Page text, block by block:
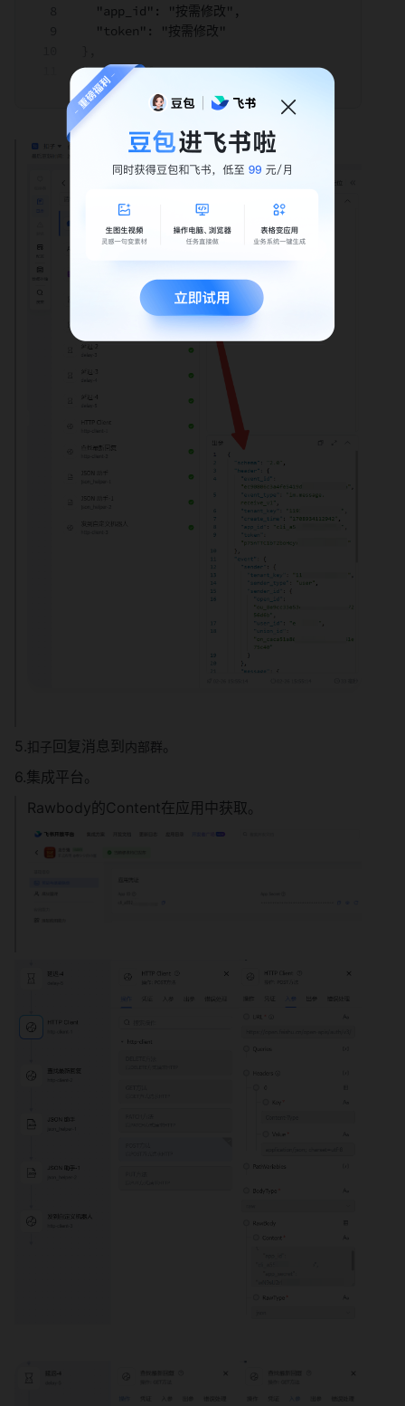
    "app_id": "按需修改",
    "token": "按需修改"
  "event": {
    "sender": {
      "tenant_key": "按需修改",
      "sender_type": "user",
      "sender_id": {
        "open_id": "按需修改",
        "union_id": "按需修改"
      }
    },
    "message": {
      "chat_type": "group",
      "update_time": "引用",
      "create_time": "引用",
      "mentions": [
        {
          "tenant_key": "按需修改",
          "name": "龙冬强",
          "id": {
            "open_id": "按需修改",
            "user_id": "",
            "union_id": "按需修改"
          "key": "@_user_1"
      "message_id": "引用",
      "message_type": "text",
{\"text\":\"@_user_1  \"}",
      "chat_id": "按需修改"
5.扣子 回复消息到 内部群。
6.集成平台。
Rawbody的Content在应用中获取。